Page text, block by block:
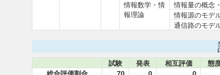
情報数学・情
報理論
情報量の概念
情報源のモデ
通信路のモデ
試験 発表 相互評価
態
総合評価割合
70 0
0